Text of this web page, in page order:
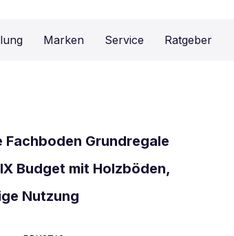
Marken Service Ratgeber
Fachboden Grundregale
Budget mit Holzböden,
Nutzung